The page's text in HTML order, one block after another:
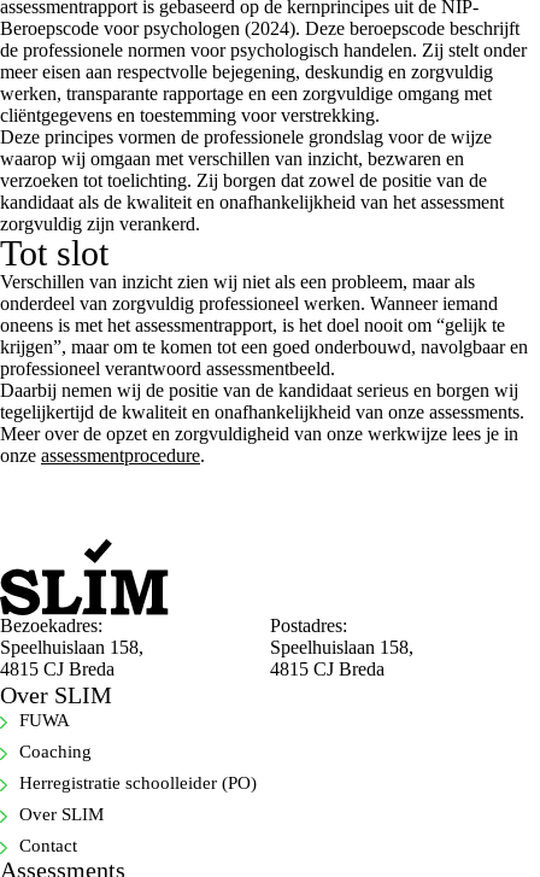
assessmentrapport is gebaseerd op de kernprincipes uit de NIP-
Beroepscode voor psychologen (2024). Deze beroepscode beschrijft
de professionele normen voor psychologisch handelen. Zij stelt onder
meer eisen aan respectvolle bejegening, deskundig en zorgvuldig
werken, transparante rapportage en een zorgvuldige omgang met
cliëntgegevens en toestemming voor verstrekking.
Deze principes vormen de professionele grondslag voor de wijze
waarop wij omgaan met verschillen van inzicht, bezwaren en
verzoeken tot toelichting. Zij borgen dat zowel de positie van de
kandidaat als de kwaliteit en onafhankelijkheid van het assessment
zorgvuldig zijn verankerd.
Tot slot
Verschillen van inzicht zien wij niet als een probleem, maar als
onderdeel van zorgvuldig professioneel werken. Wanneer iemand
oneens is met het assessmentrapport, is het doel nooit om “gelijk te
krijgen”, maar om te komen tot een goed onderbouwd, navolgbaar en
professioneel verantwoord assessmentbeeld.
Daarbij nemen wij de positie van de kandidaat serieus en borgen wij
tegelijkertijd de kwaliteit en onafhankelijkheid van onze assessments.
Meer over de opzet en zorgvuldigheid van onze werkwijze lees je in
onze assessmentprocedure.
Bezoekadres:
Speelhuislaan 158,
4815 CJ Breda
Postadres:
Speelhuislaan 158,
4815 CJ Breda
Over SLIM
FUWA
Coaching
Herregistratie schoolleider (PO)
Over SLIM
Contact
Assessments